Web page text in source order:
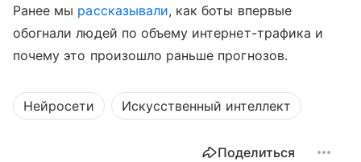
Ранее мы рассказывали, как боты впервые
обогнали людей по объему интернет-трафика и
почему это произошло раньше прогнозов.
Нейросети Искусственный интеллект
Поделиться